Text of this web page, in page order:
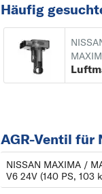
A
AUDI
CHEVROLET
CITROËN
D
Häufig
AGR-Ventil für
NISSAN MAXIMA /
V6 24V (140 PS, 103